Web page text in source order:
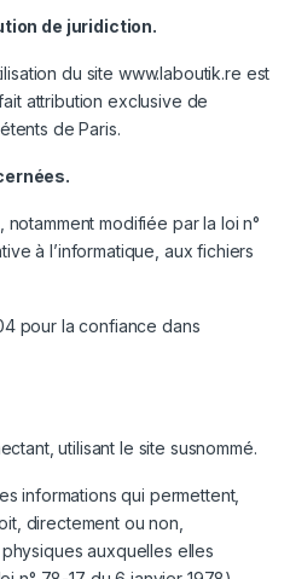
de juridiction.
du site www.laboutik.re est
attribution exclusive de
de Paris.
modifiée par la loi n°
à l’informatique, aux fichiers
pour la confiance dans
utilisant le site susnommé.
informations qui permettent,
directement ou non,
auxquelles elles